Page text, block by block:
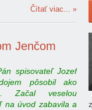
Čítať viac...
Jenčom
spisovateľ Jozef
pôsobil ako
Začal veselou
na úvod zabavila a